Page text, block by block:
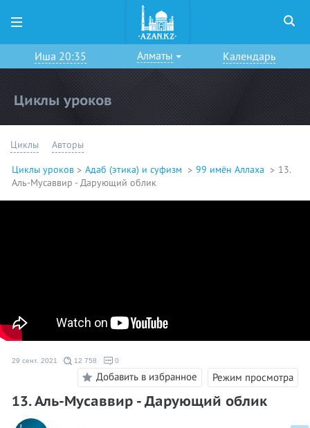
Иша 20:35 Алматы Календарь
Циклы уроков
Циклы Авторы
Циклы уроков Адаб (этика) и суфизм 99 имён Аллаха
13.
Аль-Мусаввир - Дарующий облик
29 сент. 2021 12 758 0
Добавить в избранное Режим просмотра
13. Аль-Мусаввир - Дарующий облик